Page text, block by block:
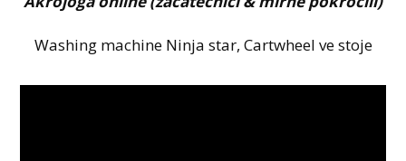
Washing machine Ninja star, Cartwheel ve stoje